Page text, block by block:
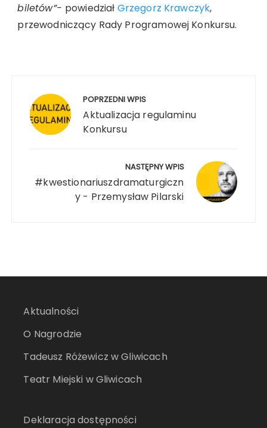
biletów”- powiedział Grzegorz Krawczyk,
przewodniczący Rady Programowej Konkursu.
POPRZEDNI WPIS
Aktualizacja regulaminu
Konkursu
NASTĘPNY WPIS
#kwestionariuszdramaturgiczn
y - Przemysław Pilarski
Aktualności
O Nagrodzie
Tadeusz Różewicz w Gliwicach
Teatr Miejski w Gliwicach
Deklaracja dostępności